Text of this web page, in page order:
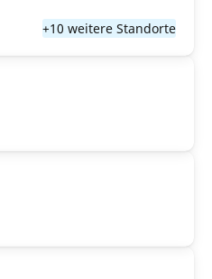
+10 weitere Standorte